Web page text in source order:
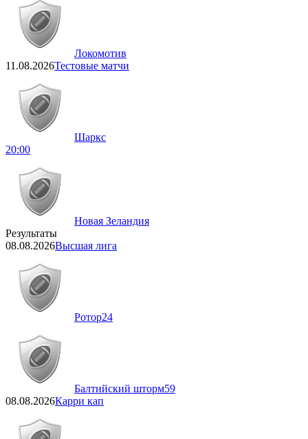
Локомотив
11.08.2026Тестовые матчи
Шаркс
20:00
Новая Зеландия
Результаты
08.08.2026Высшая лига
Ротор24
Балтийский шторм59
08.08.2026Карри кап